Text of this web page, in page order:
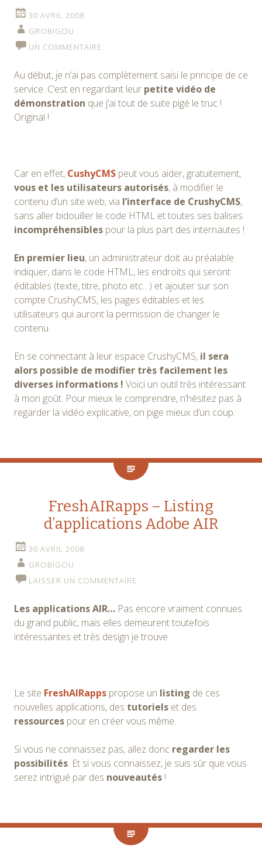
30 AVRIL 2008
GROBIGOU
UN COMMENTAIRE
Au début, je n’ai pas complètement saisi le principe de ce
service. C’est en regardant leur petite vidéo de
démonstration que j’ai tout de suite pigé le truc !
Original !
Car en effet, CushyCMS peut vous aider, gratuitement,
vous et les utilisateurs autorisés, à modifier le
contenu d’un site web, via l’interface de CrushyCMS,
sans aller bidouiller le code HTML et toutes ses balises
incompréhensibles pour la plus part des internautes !
En premier lieu, un administrateur doit au préalable
indiquer, dans le code HTML, les endroits qui seront
éditables (texte, titre, photo etc…) et ajouter sur son
compte CrushyCMS, les pages éditables et les
utilisateurs qui auront la permission de changer le
contenu.
En se connectant à leur espace CrushyCMS, il sera
alors possible de modifier très facilement les
diverses informations ! Voici un outil très intéressant
à mon goût. Pour mieux le comprendre, n’hésitez pas à
regarder la vidéo explicative, on pige mieux d’un coup.
FreshAIRapps – Listing
d’applications Adobe AIR
30 AVRIL 2008
GROBIGOU
LAISSER UN COMMENTAIRE
Les applications AIR… Pas encore vraiment connues
du grand public, mais elles demeurent toutefois
intéressantes et très design je trouve.
Le site FreshAIRapps propose un listing de ces
nouvelles applications, des tutoriels et des
ressources pour en créer vous même.
Si vous ne connaissez pas, allez donc regarder les
possibilités. Et si vous connaissez, je suis sûr que vous
serez intrigué par des nouveautés !